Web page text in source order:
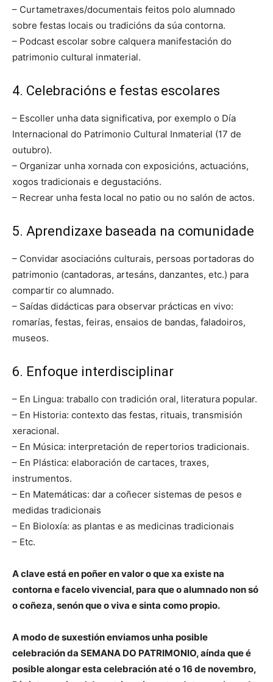
– Curtametraxes/documentais feitos polo alumnado
sobre festas locais ou tradicións da súa contorna.
– Podcast escolar sobre calquera manifestación do
patrimonio cultural inmaterial.
4. Celebracións e festas escolares
– Escoller unha data significativa, por exemplo o Día
Internacional do Patrimonio Cultural Inmaterial (17 de
outubro).
– Organizar unha xornada con exposicións, actuacións,
xogos tradicionais e degustacións.
– Recrear unha festa local no patio ou no salón de actos.
5. Aprendizaxe baseada na comunidade
– Convidar asociacións culturais, persoas portadoras do
patrimonio (cantadoras, artesáns, danzantes, etc.) para
compartir co alumnado.
– Saídas didácticas para observar prácticas en vivo:
romarías, festas, feiras, ensaios de bandas, faladoiros,
museos.
6. Enfoque interdisciplinar
– En Lingua: traballo con tradición oral, literatura popular.
– En Historia: contexto das festas, rituais, transmisión
xeracional.
– En Música: interpretación de repertorios tradicionais.
– En Plástica: elaboración de cartaces, traxes,
instrumentos.
– En Matemáticas: dar a coñecer sistemas de pesos e
medidas tradicionais
– En Bioloxía: as plantas e as medicinas tradicionais
– Etc.
A clave está en poñer en valor o que xa existe na
contorna e facelo vivencial, para que o alumnado non só
o coñeza, senón que o viva e sinta como propio.
A modo de suxestión enviamos unha posible
celebración da SEMANA DO PATRIMONIO, aínda que é
posible alongar esta celebración até o 16 de novembro,